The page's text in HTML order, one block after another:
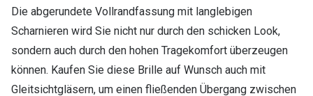
Die abgerundete Vollrandfassung mit langlebigen
Scharnieren wird Sie nicht nur durch den schicken Look,
sondern auch durch den hohen Tragekomfort überzeugen
können. Kaufen Sie diese Brille auf Wunsch auch mit
Gleitsichtgläsern, um einen fließenden Übergang zwischen